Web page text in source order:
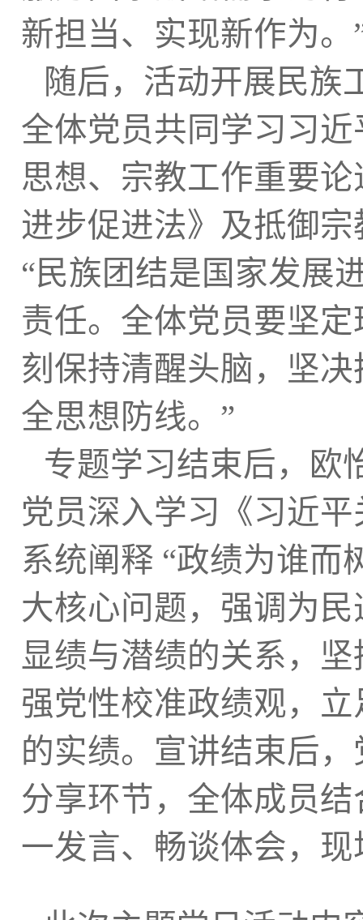
新担当、实现新作为。
随后，活动开展民族
全体党员共同学习习
思想、宗教工作重要
进步促进法》及抵御
“民族团结是国家发展
责任。全体党员要坚
刻保持清醒头脑，坚
全思想防线。”
专题学习结束后，欧
党员深入学习《习近
系统阐释 “政绩为谁而
大核心问题，强调为
显绩与潜绩的关系，
强党性校准政绩观，
的实绩。 宣讲结束后
分享环节，全体成员
一发言、畅谈体会，